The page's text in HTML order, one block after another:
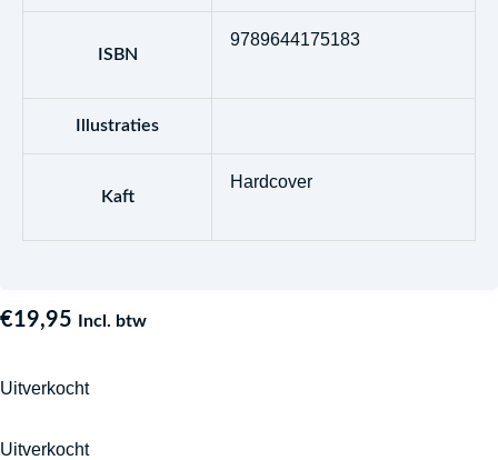
ISBN
9789644175183
Illustraties
Kaft
Hardcover
€19,95 Incl. btw
Uitverkocht
Uitverkocht